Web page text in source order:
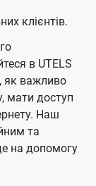
клієнтів.
в UTELS
як важливо
мати доступ
Наш
та
на допомогу